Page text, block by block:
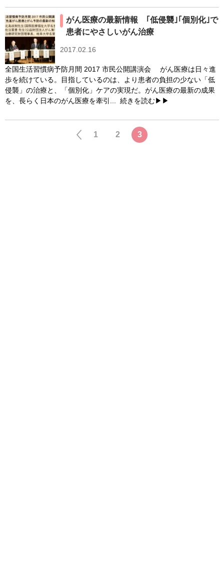
がん医療の最新情報 ｢低侵襲｣｢個別化｣で
患者にやさしいがん治療
2017.02.16
全国生活習慣病予防月間 2017 市民公開講演会 がん医療は日々進
歩を続けている。目指しているのは、より患者の負担の少ない「低
侵襲」の治療と、「個別化」ケアの実現だ。がん医療の最新の成果
を、長らく日本のがん医療を牽引... 続きを読む▶▶
1 2 3